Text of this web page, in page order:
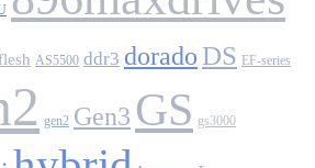
AS5500 ddr3 dorado DS EF-series
gen2 Gen3 GS gs3000